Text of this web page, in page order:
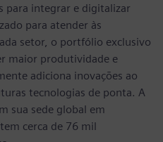
para integrar e digitalizar
para atender às
setor, o portfólio exclusivo
maior produtividade e
adiciona inovações ao
tecnologias de ponta. A
sua sede global em
cerca de 76 mil